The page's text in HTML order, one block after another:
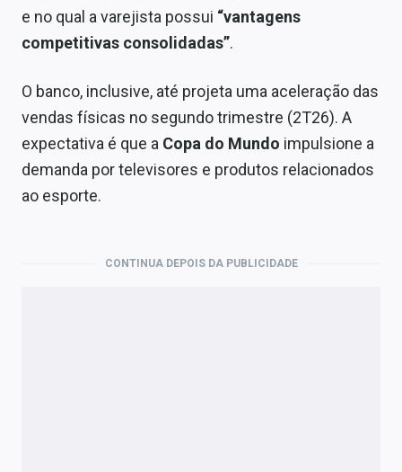
e no qual a varejista possui “vantagens
competitivas consolidadas”.
O banco, inclusive, até projeta uma aceleração das
vendas físicas no segundo trimestre (2T26). A
expectativa é que a Copa do Mundo impulsione a
demanda por televisores e produtos relacionados
ao esporte.
CONTINUA DEPOIS DA PUBLICIDADE